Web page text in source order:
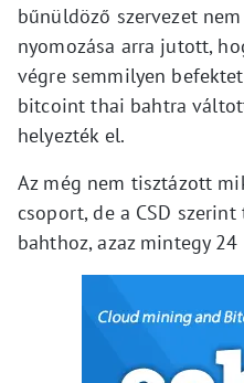
bűnüldöző szervezet
nyomozása arra jutott,
végre semmilyen
bitcoint thai bahtra
helyezték el.
Az még nem tisztázott
csoport, de a CSD
bahthoz, azaz mintegy